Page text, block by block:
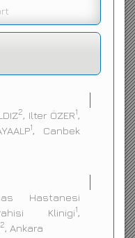
2, Ilter ÖZER1,
1, Canbek
Hastanesi
Klinigi1,
2, Ankara